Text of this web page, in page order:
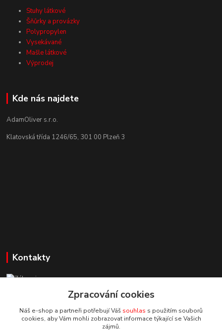
Stuhy látkové
Šňůrky a provázky
Polypropylen
Vysekávané
Mašle látkové
Výprodej
Kde nás najdete
AdamOliver s.r.o.
Klatovská třída 1246/65, 301 00 Plzeň 3
Kontakty
Zákaznická podpora StuhyLevně.cz
+420 725 618 353
(Po-Pá, 8-16 hod.)
adamoliver@seznam.cz
Zpracování cookies
Náš e-shop a partneři potřebují Váš souhlas s použitím souborů
cookies, aby Vám mohli zobrazovat informace týkající se Vašich
zájmů.